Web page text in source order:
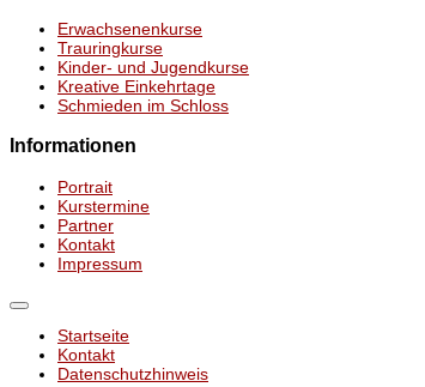
Erwachsenenkurse
Trauringkurse
Kinder- und Jugendkurse
Kreative Einkehrtage
Schmieden im Schloss
Informationen
Portrait
Kurstermine
Partner
Kontakt
Impressum
Startseite
Kontakt
Datenschutzhinweis